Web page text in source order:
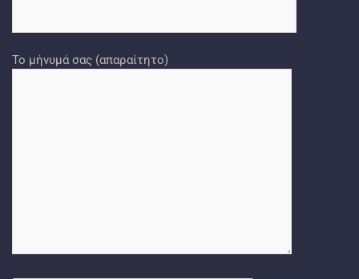
Το μήνυμά σας (απαραίτητο)